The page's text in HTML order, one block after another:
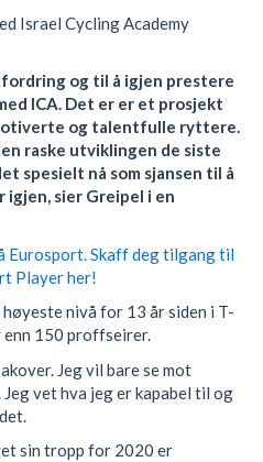
Israel Cycling Academy
og til å igjen prestere
ICA. Det er er et prosjekt
og talentfulle ryttere.
raske utviklingen de siste
spesielt nå som sjansen til å
igjen, sier Greipel i en
Eurosport. Skaff deg tilgang til
Player her!
nivå for 13 år siden i T-
enn 150 proffseirer.
Jeg vil bare se mot
vet hva jeg er kapabel til og
sin tropp for 2020 er